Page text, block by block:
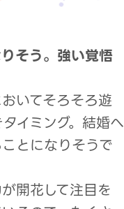
そう。強い覚悟
いてそろそろ遊
イミング。結婚へ
とになりそうで
開花して注目を